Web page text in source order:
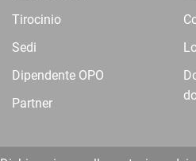
Tirocinio
Sedi
Dipendente OPO
Partner